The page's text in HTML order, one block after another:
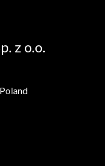
z o.o.